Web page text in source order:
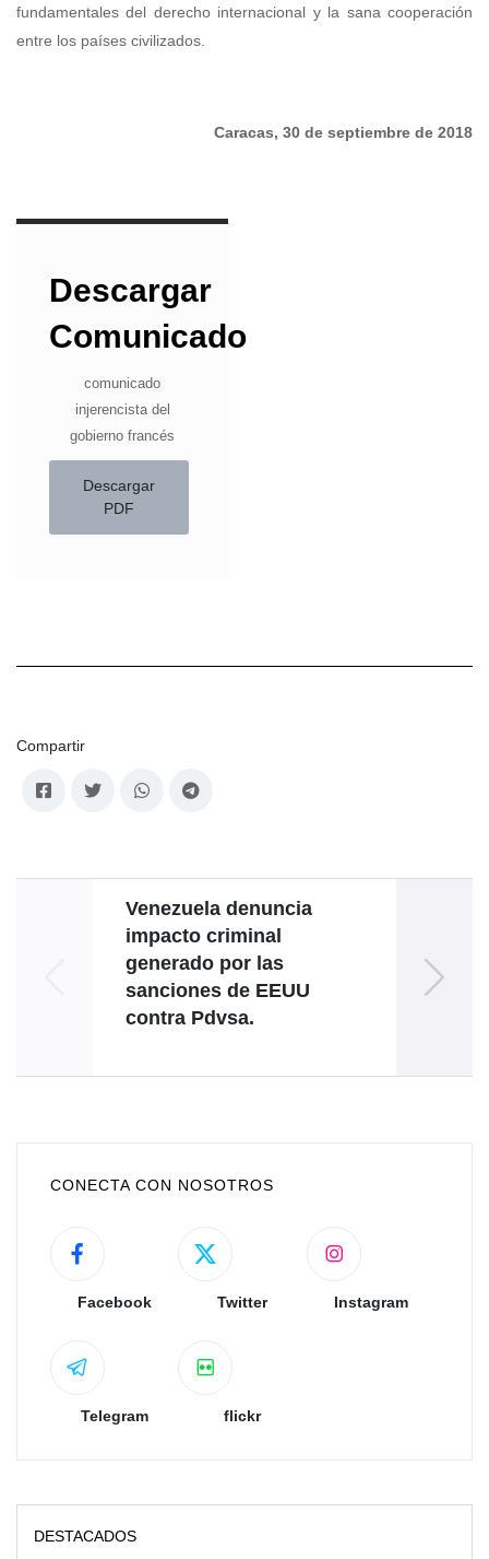
fundamentales del derecho internacional y la sana cooperación
entre los países civilizados.
Caracas, 30 de septiembre de 2018
Descargar
Comunicado
comunicado
injerencista del
gobierno francés
Descargar
PDF
Compartir
Venezuela denuncia
impacto criminal
generado por las
sanciones de EEUU
contra Pdvsa.
CONECTA CON NOSOTROS
Facebook Twitter Instagram
Telegram flickr
DESTACADOS